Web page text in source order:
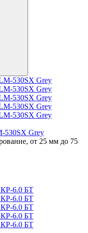
530SX Grey
от 25 мм до 75